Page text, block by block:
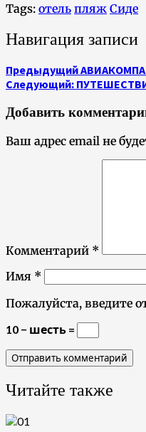
Tags: отель пляж Сиде
Навигация записи
Предыдущий
Следующий:
Добавить
Ваш адрес email не
Комментарий *
Имя *
Пожалуйста, введите
10 − шесть =
Читайте также